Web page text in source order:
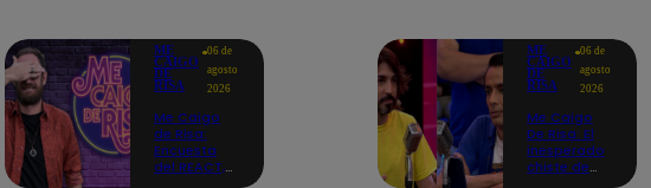
ME
CAIGO
DE
RISA
06 de
agosto
2026
Me Caigo
de Risa:
Encuesta
del REACT,
ME
CAIGO
DE
RISA
06 de
agosto
2026
Me Caigo
De Risa: El
inesperado
chiste de